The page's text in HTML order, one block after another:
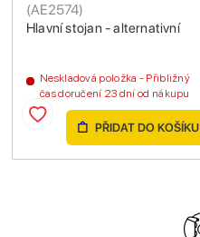
Hlavní stojan - alternativní
(AE2574)
Neskladová položka - Přibližný
čas doručení 23 dní od nákupu
PŘIDAT DO KOŠÍKU